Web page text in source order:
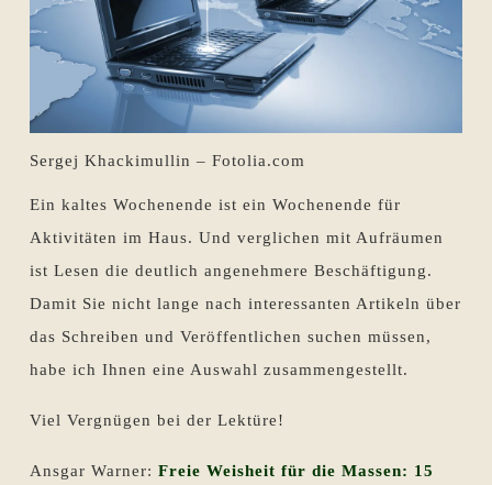
Sergej Khackimullin – Fotolia.com
Ein kaltes Wochenende ist ein Wochenende für
Aktivitäten im Haus. Und verglichen mit Aufräumen
ist Lesen die deutlich angenehmere Beschäftigung.
Damit Sie nicht lange nach interessanten Artikeln über
das Schreiben und Veröffentlichen suchen müssen,
habe ich Ihnen eine Auswahl zusammengestellt.
Viel Vergnügen bei der Lektüre!
Ansgar Warner: Freie Weisheit für die Massen: 15